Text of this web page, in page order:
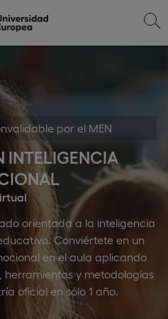
por el MEN
INTELIGENCIA
orientada a la inteligencia
Conviértete en un
en el aula aplicando
y metodologías
oficial en sólo 1 año.